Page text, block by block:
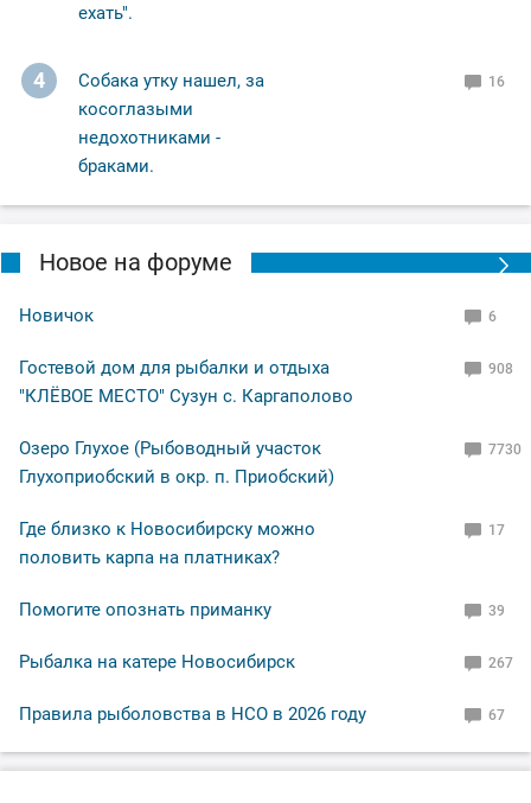
ехать".
4
Собака утку нашел, за
косоглазыми
недохотниками -
браками.
16
Новое на форуме
Новичок 6
Гостевой дом для рыбалки и отдыха
"КЛЁВОЕ МЕСТО" Сузун с. Каргаполово
908
Озеро Глухое (Рыбоводный участок
Глухоприобский в окр. п. Приобский)
7730
Где близко к Новосибирску можно
половить карпа на платниках?
17
Помогите опознать приманку 39
Рыбалка на катере Новосибирск 267
Правила рыболовства в НСО в 2026 году 67